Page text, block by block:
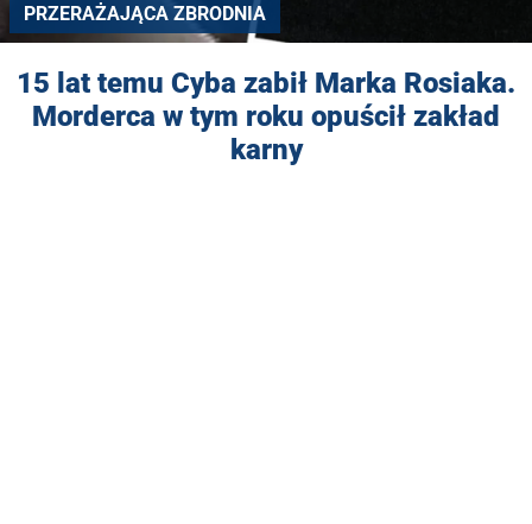
PRZERAŻAJĄCA ZBRODNIA
15 lat temu Cyba zabił Marka Rosiaka.
Morderca w tym roku opuścił zakład
karny